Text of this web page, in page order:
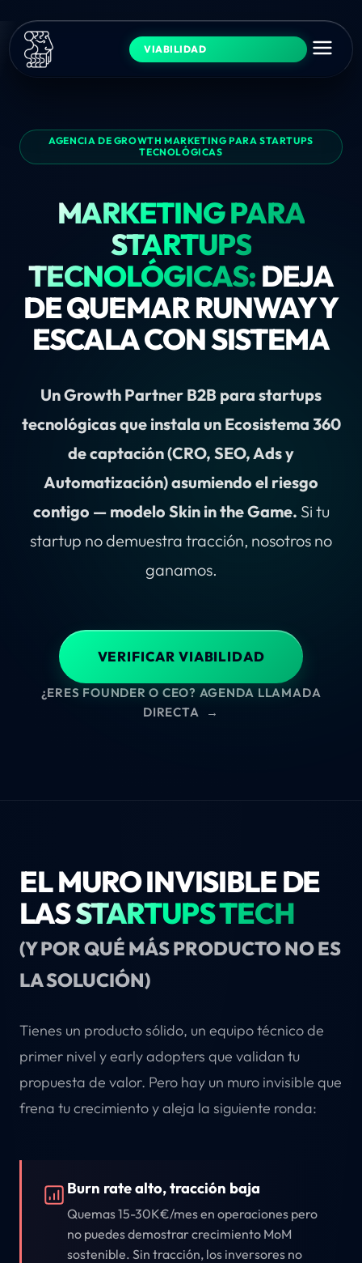
VIABILIDAD
AGENCIA DE GROWTH MARKETING PARA STARTUPS
TECNOLÓGICAS
MARKETING PARA
STARTUPS
TECNOLÓGICAS: DEJA
DE QUEMAR RUNWAY Y
ESCALA CON SISTEMA
Un Growth Partner B2B para startups
tecnológicas que instala un Ecosistema 360
de captación (CRO, SEO, Ads y
Automatización) asumiendo el riesgo
contigo — modelo Skin in the Game. Si tu
startup no demuestra tracción, nosotros no
ganamos.
VERIFICAR VIABILIDAD
¿ERES FOUNDER O CEO? AGENDA LLAMADA
DIRECTA
→
EL MURO INVISIBLE DE
LASSTARTUPS TECH
(Y POR QUÉ MÁS PRODUCTO NO ES
LA SOLUCIÓN)
Tienes un producto sólido, un equipo técnico de
primer nivel y early adopters que validan tu
propuesta de valor. Pero hay un muro invisible que
frena tu crecimiento y aleja la siguiente ronda:
Burn rate alto, tracción baja
Quemas 15-30K€/mes en operaciones pero
no puedes demostrar crecimiento MoM
sostenible. Sin tracción, los inversores no